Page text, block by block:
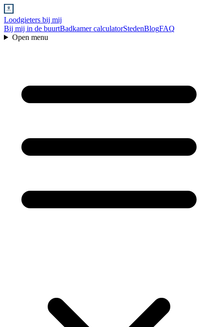
Loodgieters bij mij
Bij mij in de buurtBadkamer calculatorStedenBlogFAQ
Open menu